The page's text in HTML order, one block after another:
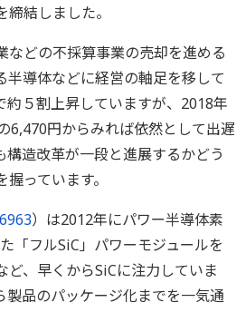
結しました。
などの不採算事業の売却を進める
半導体などに経営の軸足を移して
約５割上昇していますが、2018年
6,470円からみれば依然として出遅
構造改革が一段と進展するかどう
っています。
6963）は2012年にパワー半導体素
「フルSiC」パワーモジュールを
ど、早くからSiCに注力していま
製品のパッケージ化までを一気通